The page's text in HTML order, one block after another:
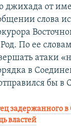
джихада от
слова
По ее
атаки
в
бы в
задержанного
властей